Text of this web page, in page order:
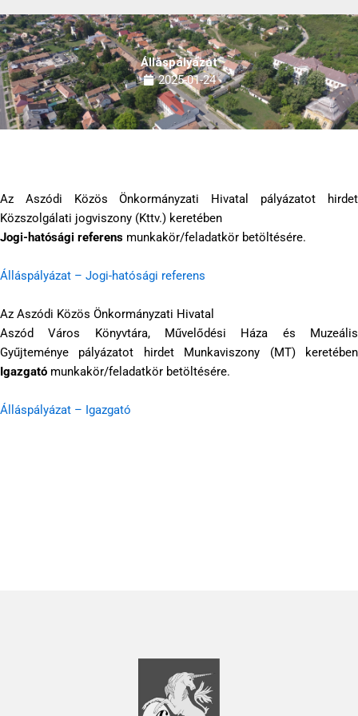
Álláspályázat
2025-01-24
Az Aszódi Közös Önkormányzati Hivatal pályázatot hirdet
Közszolgálati jogviszony (Kttv.) keretében
Jogi-hatósági referens munkakör/feladatkör betöltésére.
Álláspályázat – Jogi-hatósági referens
Az Aszódi Közös Önkormányzati Hivatal
Aszód Város Könyvtára, Művelődési Háza és Muzeális
Gyűjteménye pályázatot hirdet Munkaviszony (MT) keretében
Igazgató munkakör/feladatkör betöltésére.
Álláspályázat – Igazgató